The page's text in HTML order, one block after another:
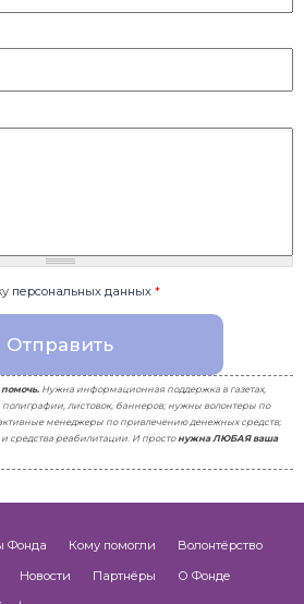
персональных данных *
Нужна информационная поддержка в газетах,
полиграфии, листовок, баннеров; нужны волонтеры по
менеджеры по привлечению денежных средств;
средства реабилитации. И просто нужна ЛЮБАЯ ваша
Фонда Кому помогли
Волонтёрство
Новости Партнёры
О Фонде